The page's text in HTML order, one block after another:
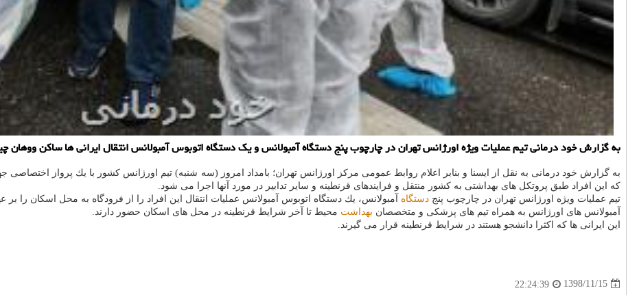
به گزارش خود درمانی تیم عملیات ویژه اورژانس تهران در چارچوب پنج دستگاه آمبولانس و یك دستگاه اتوبوس آمبولانس انتقال ایرانی ها ساكن ووهان
به گزارش خود درمانی به نقل از ایسنا و بنابر اعلام روابط عمومی مركز اورژانس تهران؛ بامداد امروز (سه شنبه) تیم اورژانس كشور با یك پرواز
كه این افراد طبق پروتكل های بهداشتی به كشور منتقل و فرایندهای قرنطینه و سایر تدابیر در مورد آنها اجرا می شود.
تیم عملیات ویژه اورژانس تهران در چارچوب پنج دستگاه آمبولانس، یك دستگاه اتوبوس آمبولانس عملیات انتقال این افراد را از فرودگاه به محل اسكان را بر
آمبولانس های اورژانس به همراه تیم های پزشكی و متخصصان بهداشت محیط تا آخر شرایط قرنطینه در محل های اسكان حضور دارند.
این ایرانی ها كه اكثرا دانشجو هستند در شرایط قرنطینه قرار می گیرند.
1398/11/15
22:24:39